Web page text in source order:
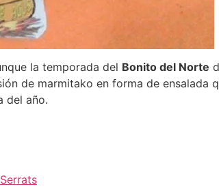
la temporada del Bonito del Norte
de marmitako en forma de ensalada
del año.